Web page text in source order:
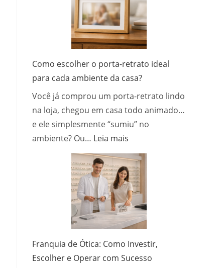
para
Dia
das
Como escolher o porta-retrato ideal
para cada ambiente da casa?
Você já comprou um porta-retrato lindo
na loja, chegou em casa todo animado…
e ele simplesmente “sumiu” no
ambiente? Ou… Leia mais
escolher
o
porta-
retrato
ideal
para
ambiente
da
Franquia de Ótica: Como Investir,
Escolher e Operar com Sucesso